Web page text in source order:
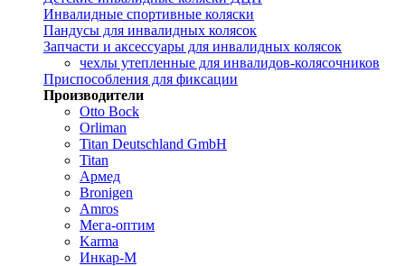
Инвалидные спортивные коляски
Пандусы для инвалидных колясок
Запчасти и аксессуары для инвалидных колясок
чехлы утепленные для инвалидов-колясочников
Приспособления для фиксации
Производители
Otto Bock
Orliman
Titan Deutschland GmbH
Titan
Армед
Bronigen
Amros
Мега-оптим
Karma
Инкар-М